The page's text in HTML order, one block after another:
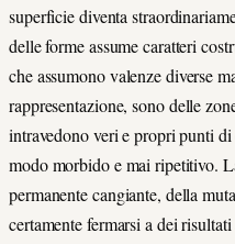
superficie diventa
delle forme assume caratteri
che assumono valenze diverse
rappresentazione, sono delle
intravedono veri e propri punti
modo morbido e mai ripetitivo.
permanente cangiante, della
certamente fermarsi a dei